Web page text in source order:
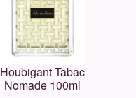
Houbigant Tabac
Nomade 100ml